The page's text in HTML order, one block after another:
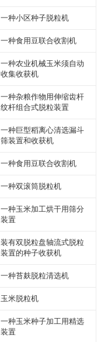
一种小区种子脱粒机
一种食用豆联合收割机
一种农业机械玉米须自动
收集收获机
一种杂粮作物用伸缩齿杆
纹杆组合式脱粒装置
一种巨型稻离心清选漏斗
筛装置和收获机
一种食用豆联合收割机
一种双滚筒脱粒机
一种玉米加工烘干用筛分
装置
装有双脱粒盘轴流式脱粒
装置的种子收获机
一种苔麸脱粒清选机
玉米脱粒机
一种玉米种子加工用精选
装置